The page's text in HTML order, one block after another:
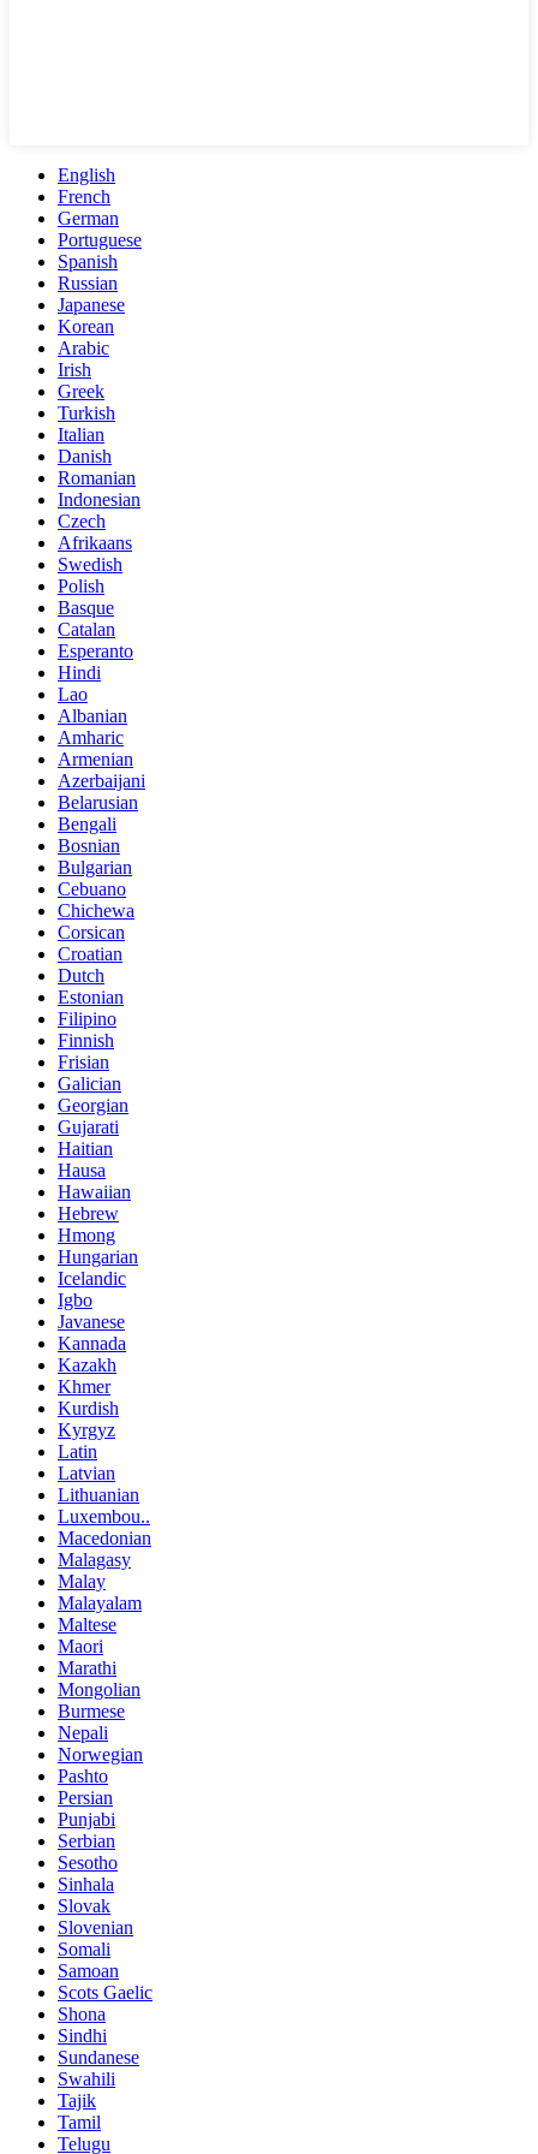
English
French
German
Portuguese
Spanish
Russian
Japanese
Korean
Arabic
Irish
Greek
Turkish
Italian
Danish
Romanian
Indonesian
Czech
Afrikaans
Swedish
Polish
Basque
Catalan
Esperanto
Hindi
Lao
Albanian
Amharic
Armenian
Azerbaijani
Belarusian
Bengali
Bosnian
Bulgarian
Cebuano
Chichewa
Corsican
Croatian
Dutch
Estonian
Filipino
Finnish
Frisian
Galician
Georgian
Gujarati
Haitian
Hausa
Hawaiian
Hebrew
Hmong
Hungarian
Icelandic
Igbo
Javanese
Kannada
Kazakh
Khmer
Kurdish
Kyrgyz
Latin
Latvian
Lithuanian
Luxembou..
Macedonian
Malagasy
Malay
Malayalam
Maltese
Maori
Marathi
Mongolian
Burmese
Nepali
Norwegian
Pashto
Persian
Punjabi
Serbian
Sesotho
Sinhala
Slovak
Slovenian
Somali
Samoan
Scots Gaelic
Shona
Sindhi
Sundanese
Swahili
Tajik
Tamil
Telugu